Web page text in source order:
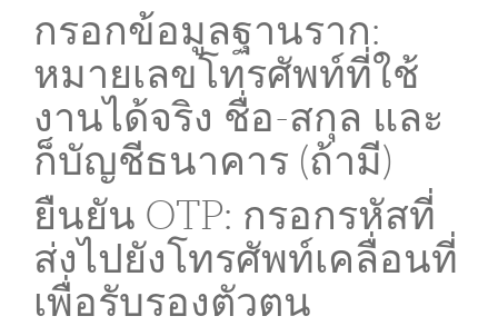
กรอกข้อมูลฐานราก:
หมายเลขโทรศัพท์ที่ใช้
งานได้จริง ชื่อ-สกุล และ
ก็บัญชีธนาคาร (ถ้ามี)
ยืนยัน OTP: กรอกรหัสที่
ส่งไปยังโทรศัพท์เคลื่อนที่
เพื่อรับรองตัวตน